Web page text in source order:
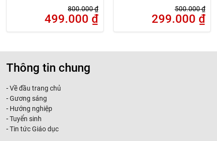
800.000₫
499.000 ₫
500.000₫
299.000 ₫
Thông tin chung
-Về đầu trang chủ
-Gương sáng
- Hướng nghiệp
-Tuyển sinh
-Tin tức Giáo dục